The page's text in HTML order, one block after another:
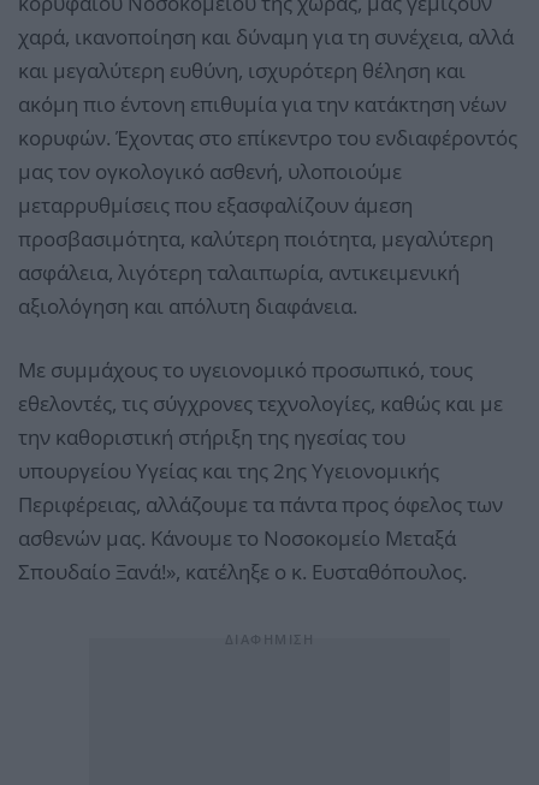
χαρά, ικανοποίηση και δύναμη για τη συνέχεια, αλλά
και μεγαλύτερη ευθύνη, ισχυρότερη θέληση και
ακόμη πιο έντονη επιθυμία για την κατάκτηση νέων
κορυφών. Έχοντας στο επίκεντρο του ενδιαφέροντός
μας τον ογκολογικό ασθενή, υλοποιούμε
μεταρρυθμίσεις που εξασφαλίζουν άμεση
προσβασιμότητα, καλύτερη ποιότητα, μεγαλύτερη
ασφάλεια, λιγότερη ταλαιπωρία, αντικειμενική
αξιολόγηση και απόλυτη διαφάνεια.
Με συμμάχους το υγειονομικό προσωπικό, τους
εθελοντές, τις σύγχρονες τεχνολογίες, καθώς και με
την καθοριστική στήριξη της ηγεσίας του
υπουργείου Υγείας και της 2ης Υγειονομικής
Περιφέρειας, αλλάζουμε τα πάντα προς όφελος των
ασθενών μας. Κάνουμε το Νοσοκομείο Μεταξά
Σπουδαίο Ξανά!», κατέληξε ο κ. Ευσταθόπουλος.